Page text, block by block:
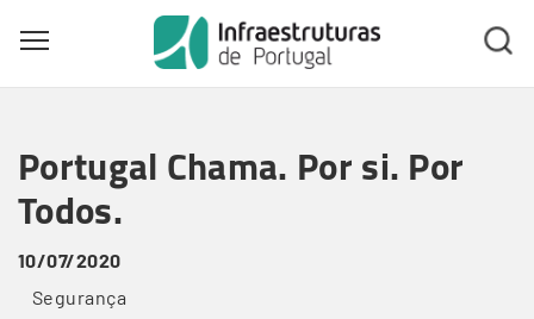
main
content
Toggle main menu visibility
Portugal Chama. Por si. Por
Todos.
10/07/2020
Segurança